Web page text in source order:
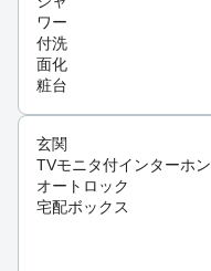
ワー
付洗
面化
粧台
玄関
TVモニタ付インターホン
オートロック
宅配ボックス